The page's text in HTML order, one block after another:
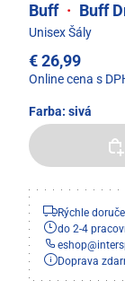
Buff · Buff
Unisex Šály
€ 26,99
Online cena s
Farba: sivá
Rýchle
do 2-4
eshop@
Doprava